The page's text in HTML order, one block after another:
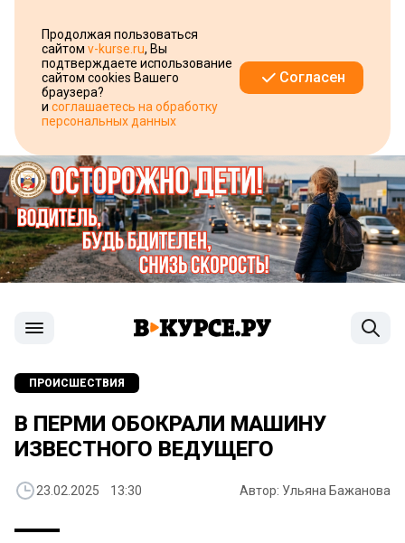
Продолжая пользоваться
сайтом v-kurse.ru, Вы
подтверждаете использование
сайтом cookies Вашего
браузера?
и соглашаетесь на обработку
персональных данных
Согласен
ПРОИСШЕСТВИЯ
В ПЕРМИ ОБОКРАЛИ МАШИНУ
ИЗВЕСТНОГО ВЕДУЩЕГО
23.02.2025 13:30 Автор: Ульяна Бажанова